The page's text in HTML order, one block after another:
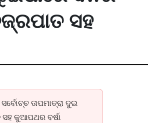
ସହ
ତାପମାତ୍ରା ଦୁଇ
ସହ କୁଆପଥର ବର୍ଷା